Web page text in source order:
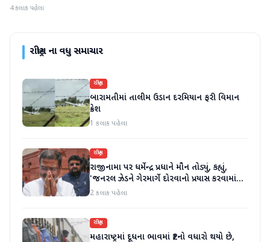
4 કલાક પહેલા
રાષ્ટ્રીયના વધુ સમાચાર
રાષ્ટ્રીય
બારામતીમાં તાલીમ ઉડાન દરમિયાન ફરી વિમાન
ક્રેશ
1 કલાક પહેલા
રાષ્ટ્રીય
રાજીનામા પર ધર્મેન્દ્ર પ્રધાને મૌન તોડ્યું, કહ્યું,
'જનરલ ઝેડને ગેરમાર્ગે દોરવાનો પ્રયાસ કરવામાં
આવ્યો, મારા માટે પદ મહત્વનું નથી'
2 કલાક પહેલા
રાષ્ટ્રીય
મહારાષ્ટ્રમાં દૂધના ભાવમાં ₹2નો વધારો થયો છે,